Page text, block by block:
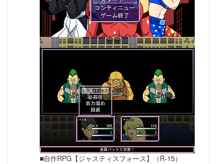
■自作RPG【ジャスティスフォース】（R-15）